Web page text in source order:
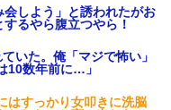
税金の成り立ちを調べて
よ
しよう」と誘われたがお
るやら腹立つやら！
いた。俺「マジで怖い」
10数年前に…」
はすっかり女叩きに洗脳